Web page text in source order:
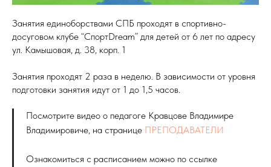
Занятия единоборствами СПБ проходят в спортивно-
досуговом клубе “СпортDream” для детей от 6 лет по адресу
ул. Камышовая, д. 38, корп. 1
Занятия проходят 2 раза в неделю. В зависимости от уровня
подготовки занятия идут от 1 до 1,5 часов.
Посмотрите видео о педагоге Кравцове Владимире
Владимировиче, на странице ПРЕПОДАВАТЕЛИ
Ознакомиться с расписанием можно по ссылке